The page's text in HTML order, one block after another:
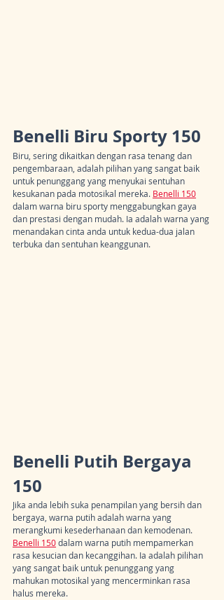
Benelli Biru Sporty 150
Biru, sering dikaitkan dengan rasa tenang dan
pengembaraan, adalah pilihan yang sangat baik
untuk penunggang yang menyukai sentuhan
kesukanan pada motosikal mereka. Benelli 150
dalam warna biru sporty menggabungkan gaya
dan prestasi dengan mudah. Ia adalah warna yang
menandakan cinta anda untuk kedua-dua jalan
terbuka dan sentuhan keanggunan.
Benelli Putih Bergaya
150
Jika anda lebih suka penampilan yang bersih dan
bergaya, warna putih adalah warna yang
merangkumi kesederhanaan dan kemodenan.
Benelli 150 dalam warna putih mempamerkan
rasa kesucian dan kecanggihan. Ia adalah pilihan
yang sangat baik untuk penunggang yang
mahukan motosikal yang mencerminkan rasa
halus mereka.